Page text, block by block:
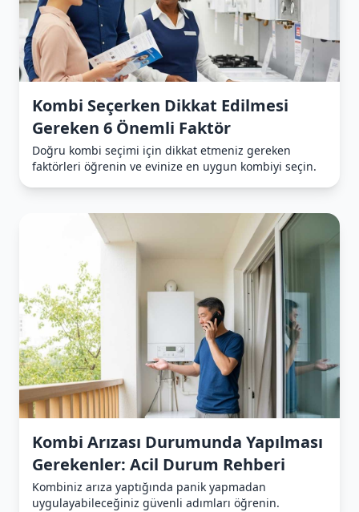
Kombi Seçerken Dikkat Edilmesi
Gereken 6 Önemli Faktör
Doğru kombi seçimi için dikkat etmeniz gereken
faktörleri öğrenin ve evinize en uygun kombiyi seçin.
Kombi Arızası Durumunda Yapılması
Gerekenler: Acil Durum Rehberi
Kombiniz arıza yaptığında panik yapmadan
uygulayabileceğiniz güvenli adımları öğrenin.